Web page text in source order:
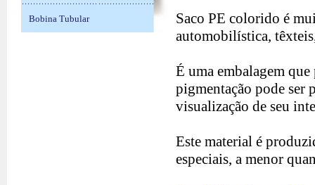
Bobina Tubular
Saco PE colorido é
automobilística,
É uma embalagem
pigmentação pode ser
visualização de seu
Este material é
especiais, a menor